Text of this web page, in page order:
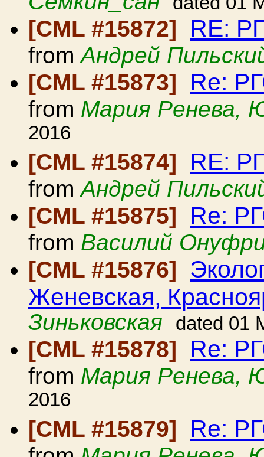
[CML #15872] RE:
fromАндрей
[CML #15873]
Re:
from Мария Ренева,
2016
[CML #15874]
RE:
fromАндрей
[CML #15875]
Re:
from Василий
[CML #15876]
Женевская,
Зиньковская
dated 01
[CML #15878] Re:
from Мария Ренева,
2016
[CML #15879]
Re: